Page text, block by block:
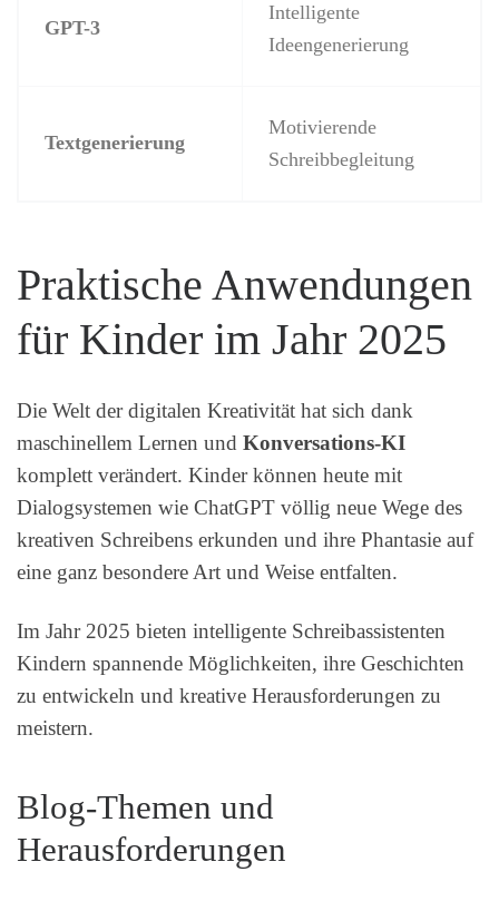
GPT-3
Intelligente
Ideengenerierung
Textgenerierung
Motivierende
Schreibbegleitung
Praktische Anwendungen
für Kinder im Jahr 2025
Die Welt der digitalen Kreativität hat sich dank
maschinellem Lernen und Konversations-KI
komplett verändert. Kinder können heute mit
Dialogsystemen wie ChatGPT völlig neue Wege des
kreativen Schreibens erkunden und ihre Phantasie auf
eine ganz besondere Art und Weise entfalten.
Im Jahr 2025 bieten intelligente Schreibassistenten
Kindern spannende Möglichkeiten, ihre Geschichten
zu entwickeln und kreative Herausforderungen zu
meistern.
Blog-Themen und
Herausforderungen